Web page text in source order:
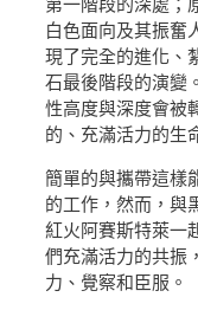
第一階段的深處；
白色面向及其振奮
現了完全的進化、
石最後階段的演變
性高度與深度會被
的、充滿活力的生
簡單的與攜帶這樣
的工作，然而，與
紅火阿賽斯特萊一
們充滿活力的共振
力、覺察和臣服。